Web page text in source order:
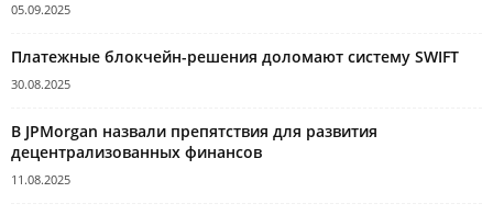
05.09.2025
Платежные блокчейн-решения доломают систему SWIFT
30.08.2025
В JPMorgan назвали препятствия для развития
децентрализованных финансов
11.08.2025